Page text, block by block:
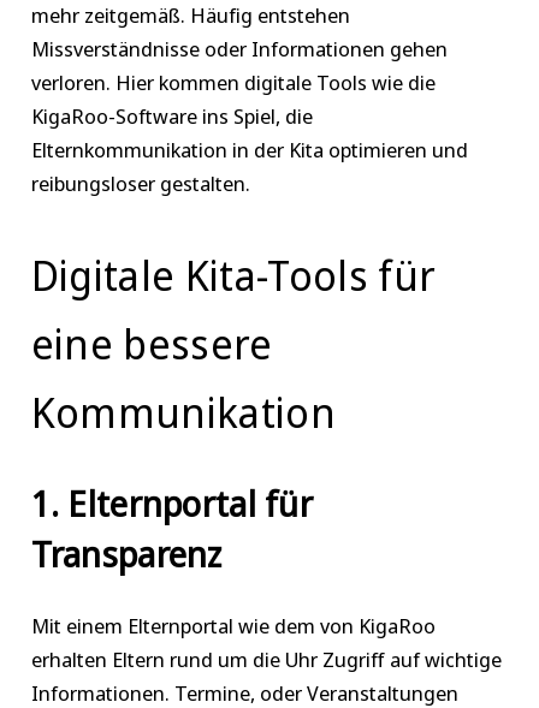
mehr zeitgemäß. Häufig entstehen
Missverständnisse oder Informationen gehen
verloren. Hier kommen digitale Tools wie die
KigaRoo-Software ins Spiel, die
Elternkommunikation in der Kita optimieren und
reibungsloser gestalten.
Digitale Kita-Tools für
eine bessere
Kommunikation
1. Elternportal für
Transparenz
Mit einem Elternportal wie dem von KigaRoo
erhalten Eltern rund um die Uhr Zugriff auf wichtige
Informationen. Termine, oder Veranstaltungen